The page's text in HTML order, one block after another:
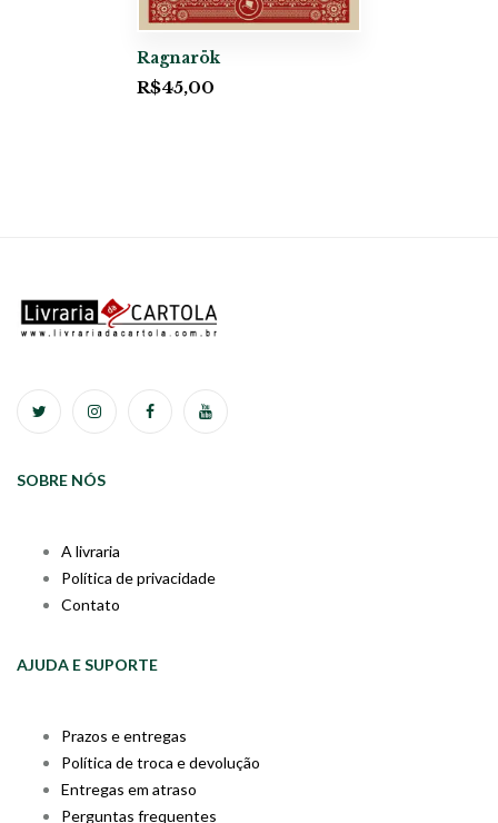
Ragnarök
R$45,00
SOBRE NÓS
A livraria
Política de privacidade
Contato
AJUDA E SUPORTE
Prazos e entregas
Política de troca e devolução
Entregas em atraso
Perguntas frequentes